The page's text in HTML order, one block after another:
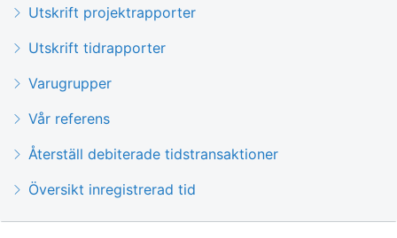
Utskrift projektrapporter
Utskrift tidrapporter
Varugrupper
Vår referens
Återställ debiterade tidstransaktioner
Översikt inregistrerad tid